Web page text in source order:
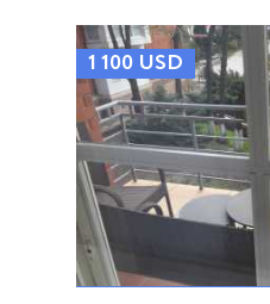
1 100 USD